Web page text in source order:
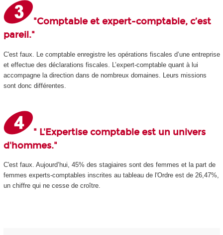
"Comptable et expert-comptable, c’est
pareil."
C'est faux. Le comptable enregistre les opérations fiscales d’une entreprise
et effectue des déclarations fiscales. L’expert-comptable quant à lui
accompagne la direction dans de nombreux domaines. Leurs missions
sont donc différentes.
" L'Expertise comptable est un univers
d'hommes."
C'est faux. Aujourd’hui, 45% des stagiaires sont des femmes et la part de
femmes experts-comptables inscrites au tableau de l'Ordre est de 26,47%,
un chiffre qui ne cesse de croître.